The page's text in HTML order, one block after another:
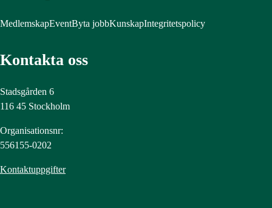
MedlemskapEventByta jobbKunskapIntegritetspolicy
Kontakta oss
Stadsgården 6
116 45 Stockholm
Organisationsnr:
556155-0202
Kontaktuppgifter